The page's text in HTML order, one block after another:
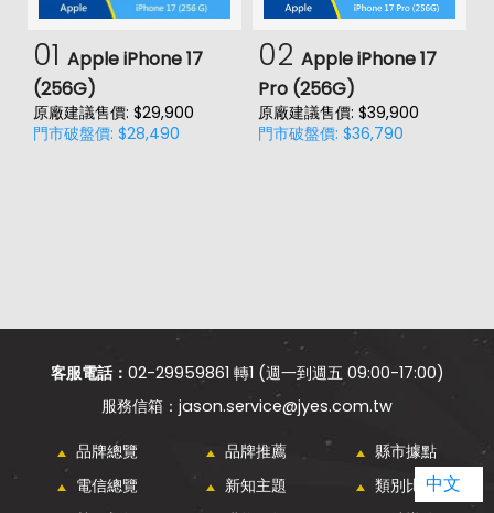
01 Apple iPhone 17
(256G)
原廠建議售價: $29,900
門市破盤價: $28,490
02 Apple iPhone 17
Pro (256G)
原廠建議售價: $39,900
門市破盤價: $36,790
客服電話： 02-29959861 轉1 (週一到週五 09:00-17:00)
jason.service@jyes.com.tw
品牌總覽 品牌推薦
縣市據點
電信總覽
新知主題
類別比較中文